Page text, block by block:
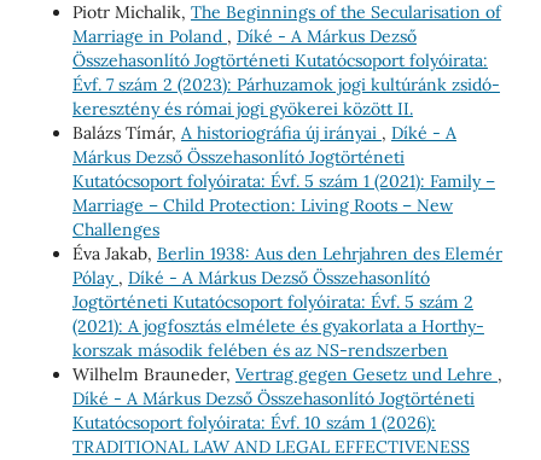
Piotr Michalik, The Beginnings of the Secularisation of
Marriage in Poland , Díké - A Márkus Dezső
Összehasonlító Jogtörténeti Kutatócsoport folyóirata:
Évf. 7 szám 2 (2023): Párhuzamok jogi kultúránk zsidó-
keresztény és római jogi gyökerei között II.
Balázs Tímár, A historiográfia új irányai , Díké - A
Márkus Dezső Összehasonlító Jogtörténeti
Kutatócsoport folyóirata: Évf. 5 szám 1 (2021): Family –
Marriage – Child Protection: Living Roots – New
Challenges
Éva Jakab, Berlin 1938: Aus den Lehrjahren des Elemér
Pólay , Díké - A Márkus Dezső Összehasonlító
Jogtörténeti Kutatócsoport folyóirata: Évf. 5 szám 2
(2021): A jogfosztás elmélete és gyakorlata a Horthy-
korszak második felében és az NS-rendszerben
Wilhelm Brauneder, Vertrag gegen Gesetz und Lehre ,
Díké - A Márkus Dezső Összehasonlító Jogtörténeti
Kutatócsoport folyóirata: Évf. 10 szám 1 (2026):
TRADITIONAL LAW AND LEGAL EFFECTIVENESS